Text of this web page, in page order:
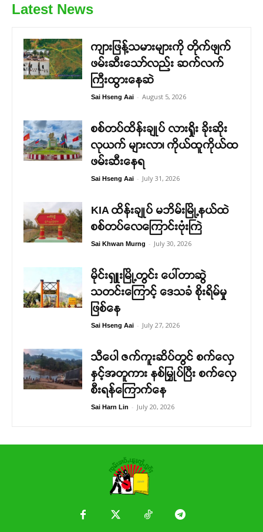
Latest News
ကျားဖြန့်သမားများကို တိုက်ဖျက်
ဖမ်းဆီးသော်လည်း ဆက်လက်
ကြီးထွားနေဆဲ
Sai Hseng Aai - August 5, 2026
စစ်တပ်ထိန်းချုပ် လားရှိုး ခိုးဆိုး
လုယက် များလာ၊ ကိုယ်ထူကိုယ်ထ
ဖမ်းဆီးနေရ
Sai Hseng Aai - July 31, 2026
KIA ထိန်းချုပ် မဘိမ်းမြို့နယ်ထဲ
စစ်တပ်လေကြောင်းဗုံးကြဲ
Sai Khwan Murng - July 30, 2026
မိုင်းရှူးမြို့တွင်း ပေါ်တာဆွဲ
သတင်းကြောင့် ဒေသခံ စိုးရိမ်မှု
ဖြစ်နေ
Sai Hseng Aai - July 27, 2026
သီပေါ ဇက်ကူးဆိပ်တွင် စက်လှေ
နှင့်အတူကား နစ်မြှုပ်ပြီး စက်လှေ
စီးရန်ကြောက်နေ
Sai Harn Lin - July 20, 2026